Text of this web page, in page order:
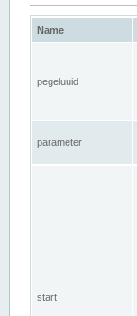
Name
pegeluuid
parameter
start